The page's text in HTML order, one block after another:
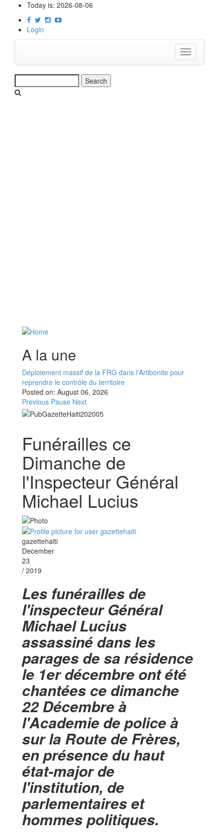
content
Today is: 2026-08-06
Login
Toggle
navigation
A la une
Déploiement massif de la FRG dans l'Artibonite pour
reprendre le contrôle du territoire
Posted on: August 06, 2026
Previous Pause Next
Funérailles ce
Dimanche de
l'Inspecteur Général
Michael Lucius
gazettehaiti
December
23
/ 2019
Les funérailles de
l'inspecteur Général
Michael Lucius
assassiné dans les
parages de sa résidence
le 1er décembre ont été
chantées ce dimanche
22 Décembre à
l'Academie de police à
sur la Route de Frères,
en présence du haut
état-major de
l'institution, de
parlementaires et
hommes politiques.